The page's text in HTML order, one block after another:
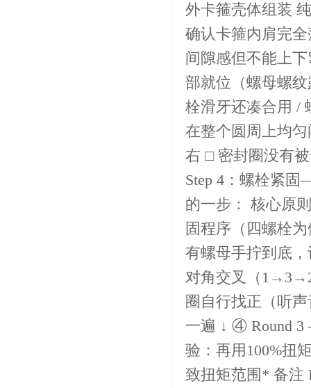
外卡箍壳体组装
确认卡箍内肩完
间隙感但不能上
部就位（螺母螺
栓滑牙还凑合用 /
在整个圆周上均
右 □ 密封圈没有
Step 4：螺栓紧
的一步： 核心原
固程序（四螺栓
有螺母手拧到底
对角交叉（
圈自行找正（听
一遍 ↓ ④ Round
验：再用100%扭
致扭矩范围* 备注